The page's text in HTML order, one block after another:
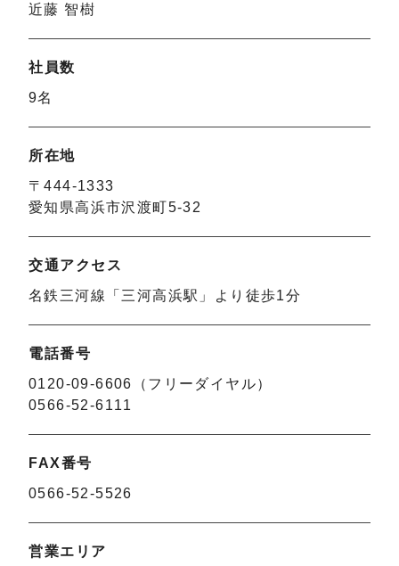
近藤 智樹
社員数
9名
所在地
〒444-1333
愛知県高浜市沢渡町5-32
交通アクセス
名鉄三河線「三河高浜駅」より徒歩1分
電話番号
0120-09-6606（フリーダイヤル）
0566-52-6111
FAX番号
0566-52-5526
営業エリア